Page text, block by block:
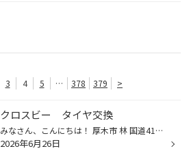
3 4 5 … 378 379 >
クロスビー タイヤ交換
みなさん、こんにちは！ 厚木市 林 国道412号線沿い WILD-1 さん横の タイヤ館厚木店 ざわちん です(*´◒`*) 本日は クロスビー の タイヤ交換 をご紹介いたします(#^.^#) こちらのお客様は タイヤがすり減ってきたのでタイヤ交換をしたい とご来店されました 今回お選びいただきましたのは 雨に強い...
2026年6月26日